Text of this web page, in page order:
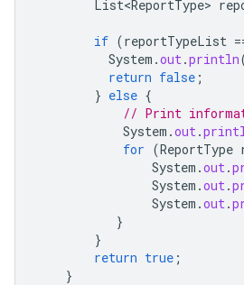
List<ReportType>
if (reportTypeList
System .out.println
return false ;
} else {
// Print
System .out.
for (ReportType
System .out.
System .out.
System .out.
}
}
return true ;
}